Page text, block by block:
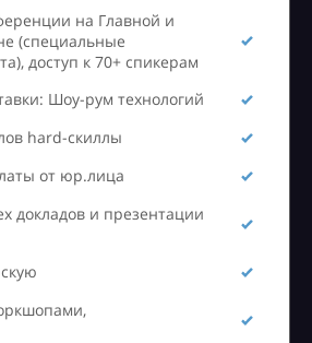
на Главной и
(специальные
доступ к 70+ спикерам
Шоу-рум технологий
hard-скиллы
от юр.лица
докладов и презентации